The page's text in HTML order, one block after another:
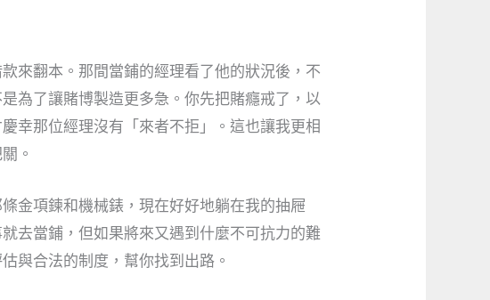
來翻本。那間當鋪的經理看了他的狀況後，不
為了讓賭博製造更多急。你先把賭癮戒了，以
幸那位經理沒有「來者不拒」。這也讓我更相
。
金項鍊和機械錶，現在好好地躺在我的抽屜
去當鋪，但如果將來又遇到什麼不可抗力的難
與合法的制度，幫你找到出路。